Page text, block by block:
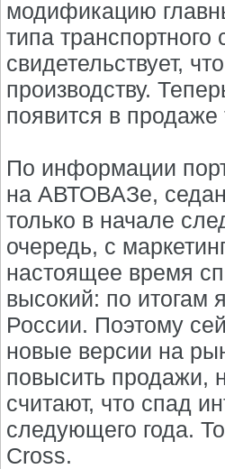
модификацию
типа транспортного
свидетельствует,
производству.
появится в
По информации
на АВТОВАЗе,
только в начале
очередь, с
настоящее время
высокий: по итогам
России. Поэтому
новые версии на
повысить продажи,
считают, что спад
следующего года.
Cross.